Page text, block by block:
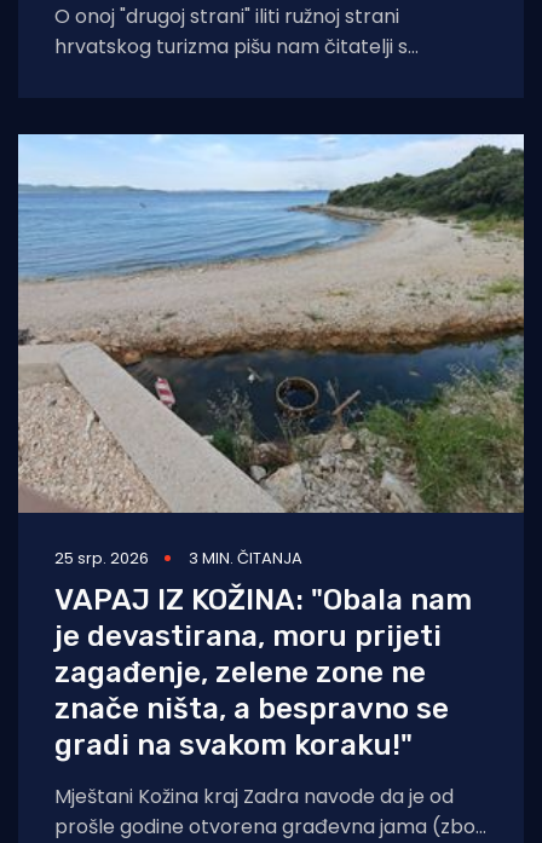
O onoj "drugoj strani" iliti ružnoj strani
hrvatskog turizma pišu nam čitatelji s
25 srp. 2026 3 MIN. ČITANJA
VAPAJ IZ KOŽINA: "Obala nam
je devastirana, moru prijeti
zagađenje, zelene zone ne
znače ništa, a bespravno se
gradi na svakom koraku!"
Mještani Kožina kraj Zadra navode da je od
prošle godine otvorena građevna jama (zbog